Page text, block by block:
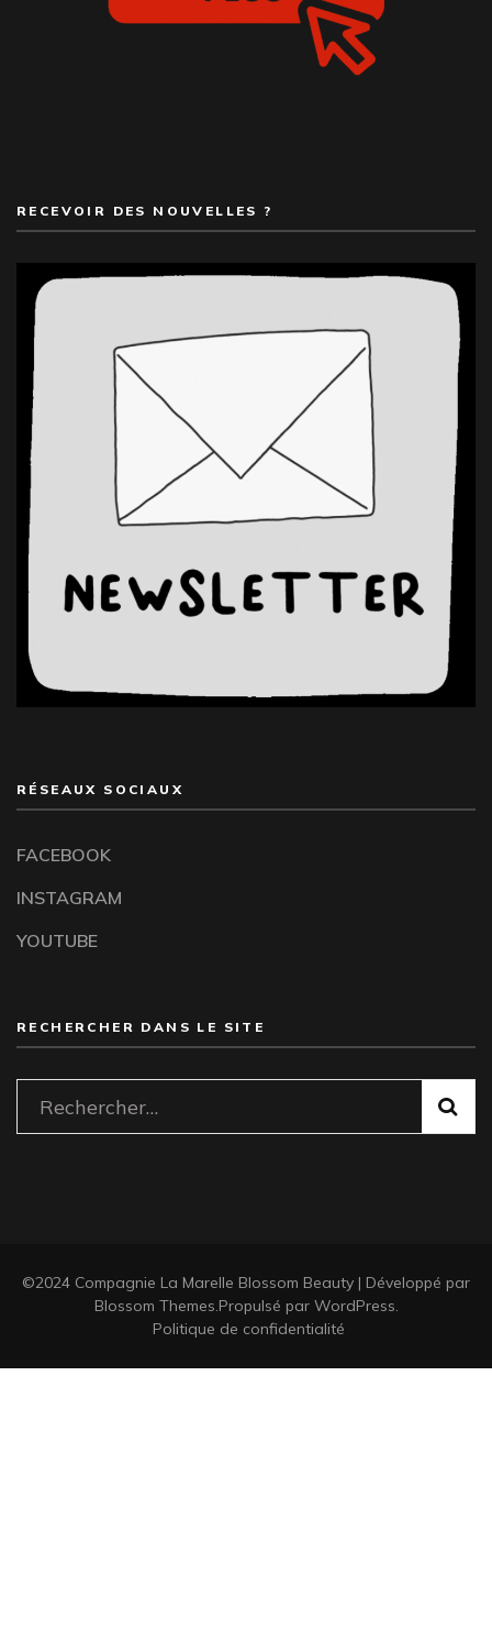
RECEVOIR DES NOUVELLES ?
RÉSEAUX SOCIAUX
FACEBOOK
INSTAGRAM
YOUTUBE
RECHERCHER DANS LE SITE
Rechercher :
©2024 Compagnie La Marelle Blossom Beauty | Développé par
Blossom Themes.Propulsé par WordPress.
Politique de confidentialité